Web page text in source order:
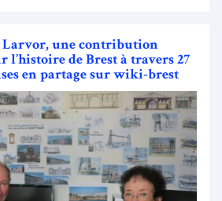
Larvor, une contribution
l’histoire de Brest à travers 27
en partage sur wiki-brest